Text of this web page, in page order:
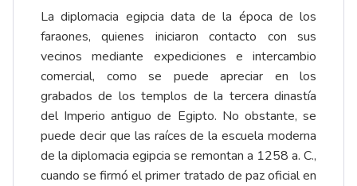
La diplomacia egipcia data de la época de los
faraones, quienes iniciaron contacto con sus
vecinos mediante expediciones e intercambio
comercial, como se puede apreciar en los
grabados de los templos de la tercera dinastía
del Imperio antiguo de Egipto. No obstante, se
puede decir que las raíces de la escuela moderna
de la diplomacia egipcia se remontan a 1258 a. C.,
cuando se firmó el primer tratado de paz oficial en